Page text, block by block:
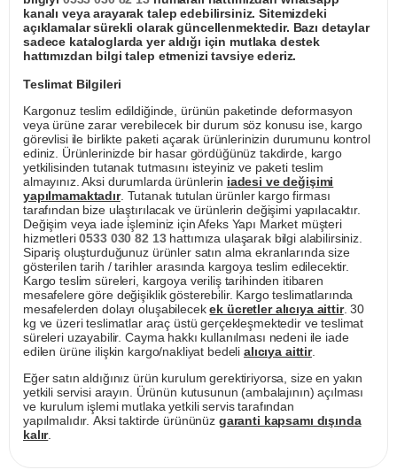
kanalı veya arayarak talep edebilirsiniz. Sitemizdeki
açıklamalar sürekli olarak güncellenmektedir. Bazı detaylar
sadece kataloglarda yer aldığı için mutlaka destek
hattımızdan bilgi talep etmenizi tavsiye ederiz.
Teslimat Bilgileri
Kargonuz teslim edildiğinde, ürünün paketinde deformasyon
veya ürüne zarar verebilecek bir durum söz konusu ise, kargo
görevlisi ile birlikte paketi açarak ürünlerinizin durumunu kontrol
ediniz. Ürünlerinizde bir hasar gördüğünüz takdirde, kargo
yetkilisinden tutanak tutmasını isteyiniz ve paketi teslim
almayınız. Aksi durumlarda ürünlerin iadesi ve değişimi
yapılmamaktadır. Tutanak tutulan ürünler kargo firması
tarafından bize ulaştırılacak ve ürünlerin değişimi yapılacaktır.
Değişim veya iade işleminiz için Afeks Yapı Market müşteri
hizmetleri0533 030 82 13hattımıza ulaşarak bilgi alabilirsiniz.
Sipariş oluşturduğunuz ürünler satın alma ekranlarında size
gösterilen tarih / tarihler arasında kargoya teslim edilecektir.
Kargo teslim süreleri, kargoya veriliş tarihinden itibaren
mesafelere göre değişiklik gösterebilir. Kargo teslimatlarında
mesafelerden dolayı oluşabilecekek ücretler alıcıya aittir. 30
kg ve üzeri teslimatlar araç üstü gerçekleşmektedir ve teslimat
süreleri uzayabilir. Cayma hakkı kullanılması nedeni ile iade
edilen ürüne ilişkin kargo/nakliyat bedeli alıcıya aittir.
Eğer satın aldığınız ürün kurulum gerektiriyorsa, size en yakın
yetkili servisi arayın. Ürünün kutusunun (ambalajının) açılması
ve kurulum işlemi mutlaka yetkili servis tarafından
yapılmalıdır. Aksi taktirde ürününüz garanti kapsamı dışında
kalır.